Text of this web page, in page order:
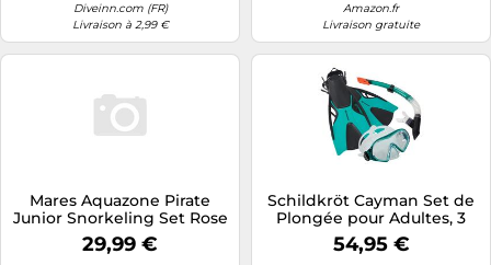
Diveinn.com (FR)
Livraison à 2,99 €
Amazon.fr
Livraison gratuite
Mares Aquazone Pirate
Junior Snorkeling Set Rose
Enfants
29,99 €
Schildkröt Cayman Set de
Plongée pour Adultes, 3
Pièces - Masque, Tuba,
Palmes Réglables, Silicone,
54,95 €